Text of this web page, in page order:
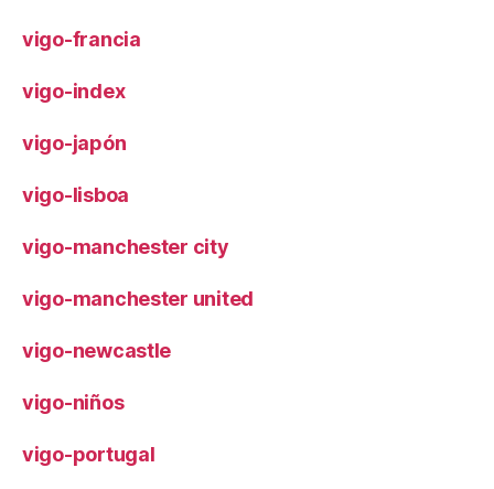
vigo-francia
vigo-index
vigo-japón
vigo-lisboa
vigo-manchester city
vigo-manchester united
vigo-newcastle
vigo-niños
vigo-portugal